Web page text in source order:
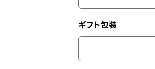
ギフト包装